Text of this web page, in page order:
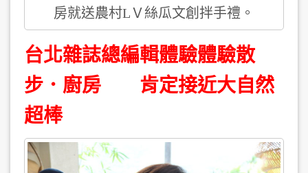
房就送農村LＶ絲瓜文創拌手禮。
台北雜誌總編輯體驗體驗散
步．廚房 肯定接近大自然
超棒